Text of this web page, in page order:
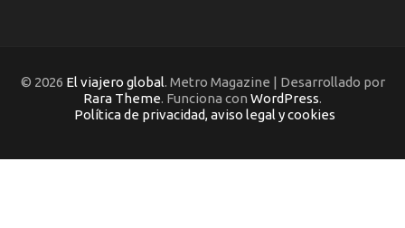
© 2026 El viajero global. Metro Magazine | Desarrollado por
Rara Theme. Funciona con WordPress.
Política de privacidad, aviso legal y cookies